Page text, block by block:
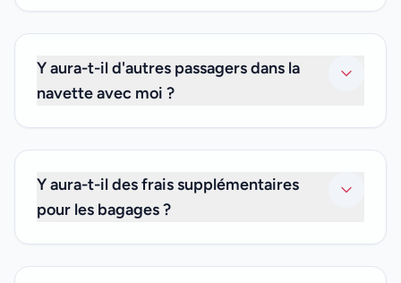
jusqu'à votre navette. Si vous ne trouvez pas le chauffeur,
veuillez nous appeler au +33 (0)6 59 19 82 87.
Y aura-t-il d'autres passagers dans la
navette avec moi ?
lesquels vous voyagez. Nous ne proposons pas de
services de transfert partagé.
Y aura-t-il des frais supplémentaires
pour les bagages ?